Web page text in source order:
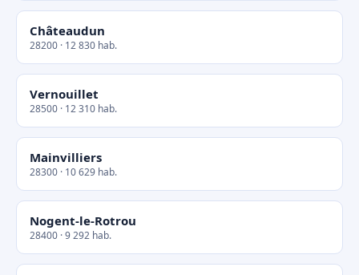
Châteaudun
28200 · 12 830 hab.
Vernouillet
28500 · 12 310 hab.
Mainvilliers
28300 · 10 629 hab.
Nogent-le-Rotrou
28400 · 9 292 hab.